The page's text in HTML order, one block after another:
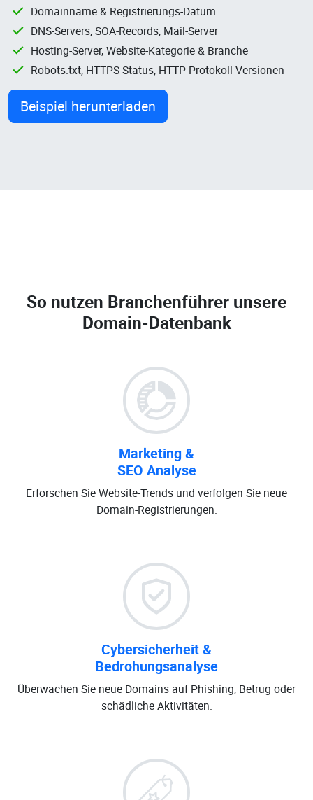
Domainname & Registrierungs-Datum
DNS-Servers, SOA-Records, Mail-Server
Hosting-Server, Website-Kategorie & Branche
Robots.txt, HTTPS-Status, HTTP-Protokoll-Versionen
Beispiel herunterladen
So nutzen Branchenführer unsere
Domain-Datenbank
Marketing &
SEO Analyse
Erforschen Sie Website-Trends und verfolgen Sie neue
Domain-Registrierungen.
Cybersicherheit &
Bedrohungsanalyse
Überwachen Sie neue Domains auf Phishing, Betrug oder
schädliche Aktivitäten.